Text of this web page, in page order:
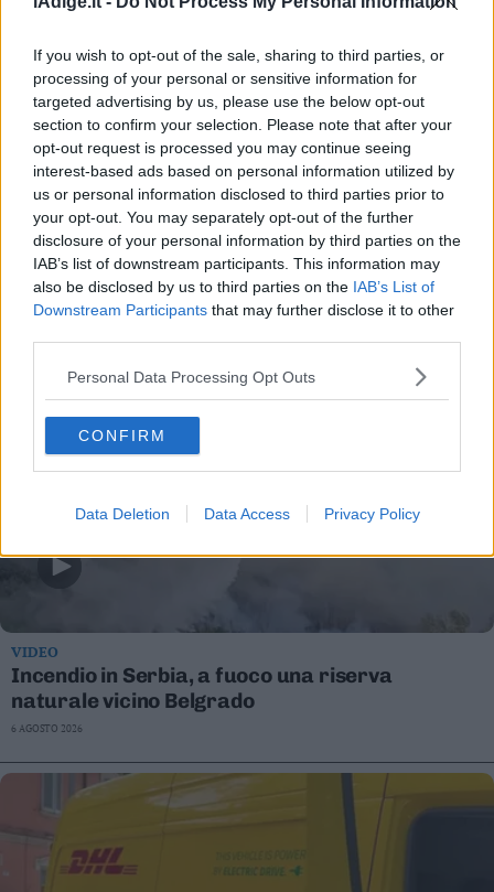
If you wish to opt-out of the sale, sharing to third parties, or
processing of your personal or sensitive information for
targeted advertising by us, please use the below opt-out
section to confirm your selection. Please note that after your
opt-out request is processed you may continue seeing
interest-based ads based on personal information utilized by
us or personal information disclosed to third parties prior to
your opt-out. You may separately opt-out of the further
disclosure of your personal information by third parties on the
IAB’s list of downstream participants. This information may
also be disclosed by us to third parties on the IAB’s List of
Downstream Participants that may further disclose it to other
Personal Data Processing Opt Outs
CONFIRM
Data Deletion Data Access Privacy Policy
VIDEO
Al via il Locarno Film Festival, premiata Isabella
Rossellini con l'Excellence Award
6 AGOSTO 2026
VIDEO
Incendio in Serbia, a fuoco una riserva
naturale vicino Belgrado
6 AGOSTO 2026